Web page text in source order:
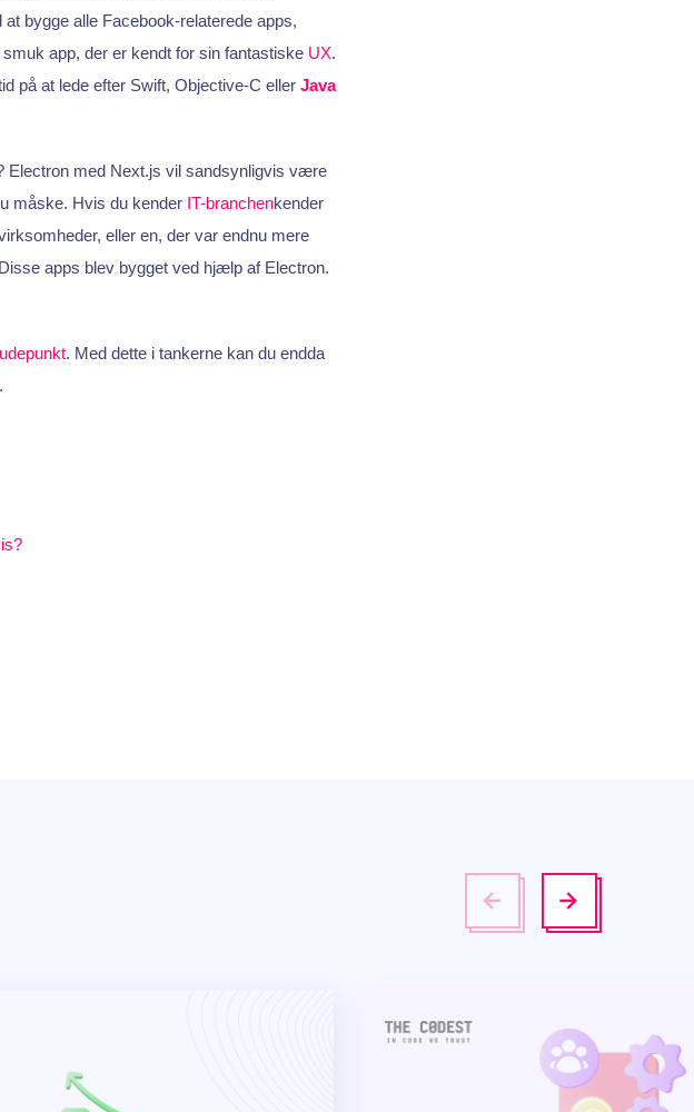
bygge alle Facebook-relaterede apps,
app, der er kendt for sin fantastiske UX.
på at lede efter Swift, Objective-C eller Java
Electron med Next.js vil sandsynligvis være
måske. Hvis du kender IT-branchenkender
eller en, der var endnu mere
apps blev bygget ved hjælp af Electron.
. Med dette i tankerne kan du endda